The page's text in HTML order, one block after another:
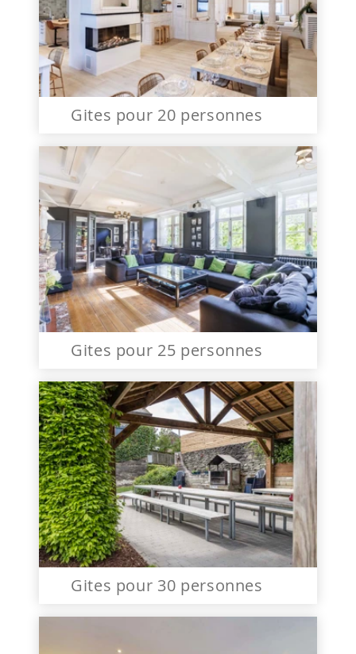
Gites pour 20 personnes
Gites pour 25 personnes
Gites pour 30 personnes